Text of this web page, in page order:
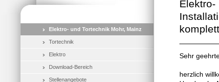
Elektro-
Sehr
herzlich
Elektro- und Tortechnik Mohr, Mainz
Tortechnik
Elektro
Download-Bereich
Stellenangebote